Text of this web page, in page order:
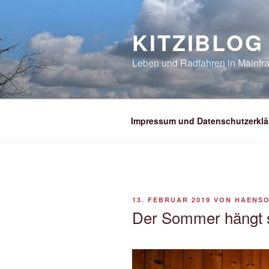
springen
KITZIBLOG
Leben und Radfahren in
Impressum und
VERÖFFENTLICHT
13. FEBRUAR 2019 VON
Der Sommer hängt